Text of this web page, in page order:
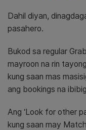
Dahil diyan,
pasahero.
Bukod sa regular
mayroon na rin
kung saan mas
ang bookings na
Ang ‘Look for other
kung saan may